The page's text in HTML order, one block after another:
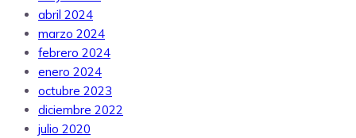
abril 2024
marzo 2024
febrero 2024
enero 2024
octubre 2023
diciembre 2022
julio 2020